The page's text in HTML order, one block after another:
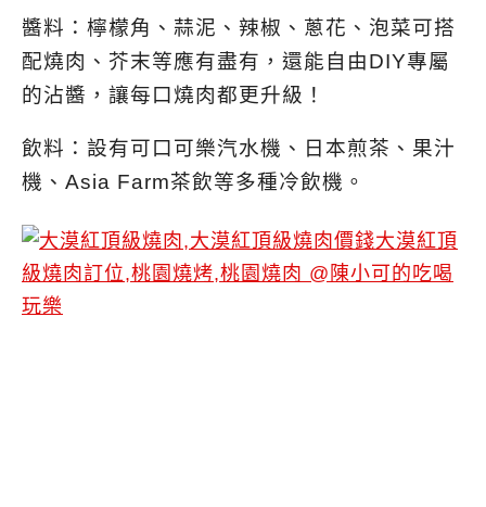
醬料： 檸檬角、蒜泥、辣椒、蔥花、泡菜可搭
配燒肉、芥末等應有盡有，還能自由DIY專屬
的沾醬，讓每口燒肉都更升級！
飲料： 設有可口可樂汽水機、日本煎茶、果汁
機、Asia Farm茶飲等多種冷飲機。